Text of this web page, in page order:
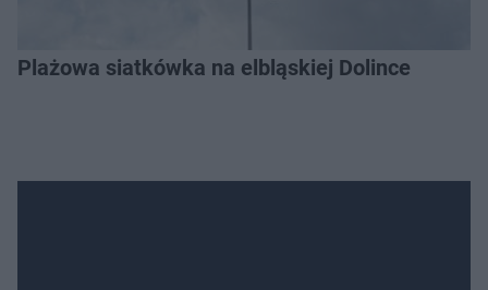
Plażowa siatkówka na elbląskiej Dolince